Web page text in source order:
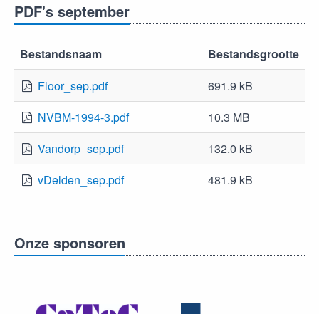
PDF's september
Bestandsnaam
Bestandsgrootte
Floor_sep.pdf
691.9 kB
NVBM-1994-3.pdf
10.3 MB
Vandorp_sep.pdf
132.0 kB
vDelden_sep.pdf
481.9 kB
Onze sponsoren